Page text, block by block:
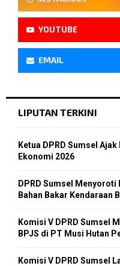
YOUTUBE
EMAIL
LIPUTAN TERKINI
Ketua DPRD Sumsel
Ekonomi 2026
DPRD Sumsel
Bahan Bakar Kendaraan
Komisi V DPRD Sumsel
BPJS di PT Musi Hutan
Komisi V DPRD Sumsel